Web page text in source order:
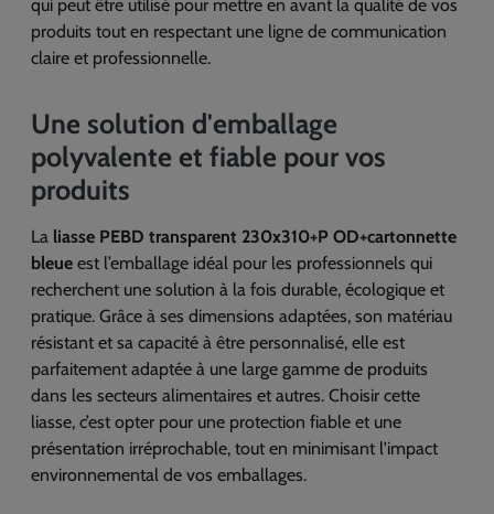
qui peut être utilisé pour mettre en avant la qualité de vos
produits tout en respectant une ligne de communication
claire et professionnelle.
Une solution d'emballage
polyvalente et fiable pour vos
produits
La liasse PEBD transparent 230x310+P OD+cartonnette
bleue est l’emballage idéal pour les professionnels qui
recherchent une solution à la fois durable, écologique et
pratique. Grâce à ses dimensions adaptées, son matériau
résistant et sa capacité à être personnalisé, elle est
parfaitement adaptée à une large gamme de produits
dans les secteurs alimentaires et autres. Choisir cette
liasse, c’est opter pour une protection fiable et une
présentation irréprochable, tout en minimisant l'impact
environnemental de vos emballages.